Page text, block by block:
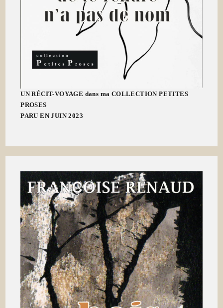
UN RÉCIT-VOYAGE dans ma COLLECTION PETITES
PROSES
PARU EN JUIN 2023